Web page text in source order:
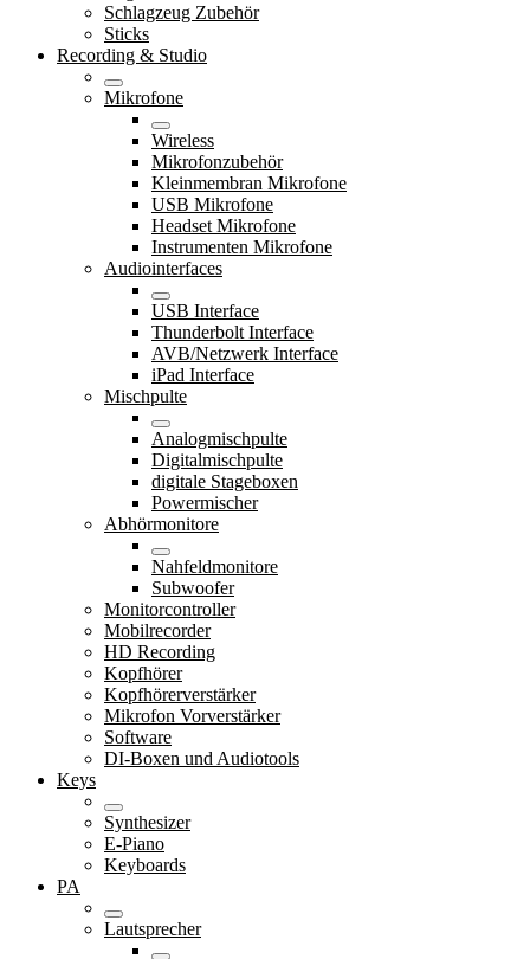
Schlagzeug Zubehör
Sticks
Recording & Studio
Mikrofone
Wireless
Mikrofonzubehör
Kleinmembran Mikrofone
USB Mikrofone
Headset Mikrofone
Instrumenten Mikrofone
Audiointerfaces
USB Interface
Thunderbolt Interface
AVB/Netzwerk Interface
iPad Interface
Mischpulte
Analogmischpulte
Digitalmischpulte
digitale Stageboxen
Powermischer
Abhörmonitore
Nahfeldmonitore
Subwoofer
Monitorcontroller
Mobilrecorder
HD Recording
Kopfhörer
Kopfhörerverstärker
Mikrofon Vorverstärker
Software
DI-Boxen und Audiotools
Keys
Synthesizer
E-Piano
Keyboards
PA
Lautsprecher